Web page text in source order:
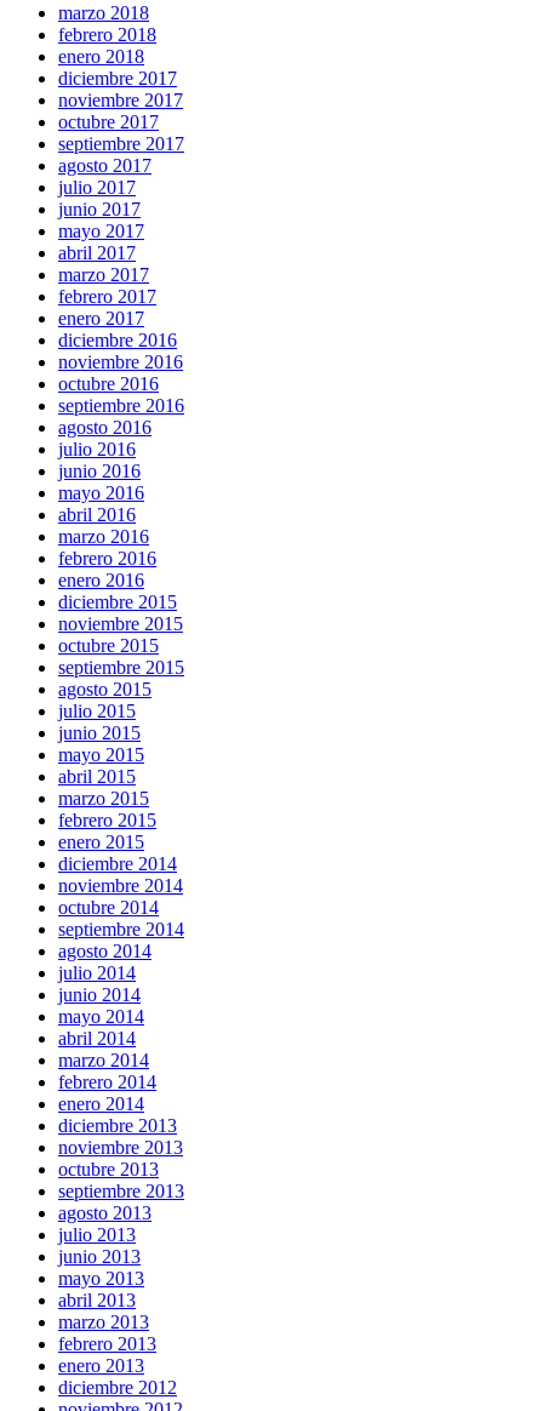
marzo 2018
febrero 2018
enero 2018
diciembre 2017
noviembre 2017
octubre 2017
septiembre 2017
agosto 2017
julio 2017
junio 2017
mayo 2017
abril 2017
marzo 2017
febrero 2017
enero 2017
diciembre 2016
noviembre 2016
octubre 2016
septiembre 2016
agosto 2016
julio 2016
junio 2016
mayo 2016
abril 2016
marzo 2016
febrero 2016
enero 2016
diciembre 2015
noviembre 2015
octubre 2015
septiembre 2015
agosto 2015
julio 2015
junio 2015
mayo 2015
abril 2015
marzo 2015
febrero 2015
enero 2015
diciembre 2014
noviembre 2014
octubre 2014
septiembre 2014
agosto 2014
julio 2014
junio 2014
mayo 2014
abril 2014
marzo 2014
febrero 2014
enero 2014
diciembre 2013
noviembre 2013
octubre 2013
septiembre 2013
agosto 2013
julio 2013
junio 2013
mayo 2013
abril 2013
marzo 2013
febrero 2013
enero 2013
diciembre 2012